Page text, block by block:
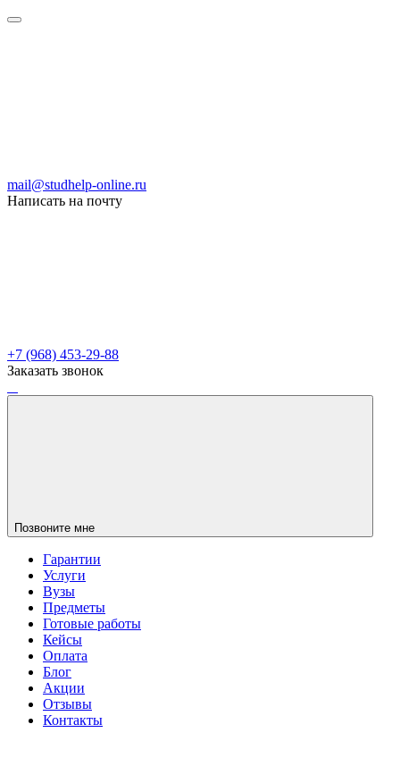
mail@studhelp-online.ru
Написать на почту
+7 (968) 453-29-88
Заказать звонок
Позвоните мне
Гарантии
Услуги
Вузы
Предметы
Готовые работы
Кейсы
Оплата
Блог
Акции
Отзывы
Контакты